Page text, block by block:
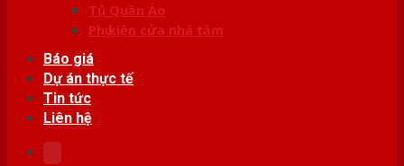
Tủ Quần Áo
Phụ kiện cửa nhà tắm
Báo giá
Dự án thực tế
Tin tức
Liên hệ